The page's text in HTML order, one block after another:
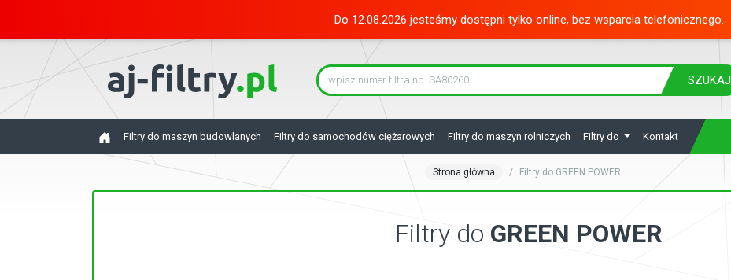
Do 12.08.2026 jesteśmy dostępni tylko online, bez wsparcia telefonicznego.
SZUKAJ
Filtry do maszyn budowlanych Filtry do samochodów ciężarowych Filtry do maszyn rolniczych Filtry do Kontakt
Strona główna Filtry do GREEN POWER
Filtry do GREEN POWER